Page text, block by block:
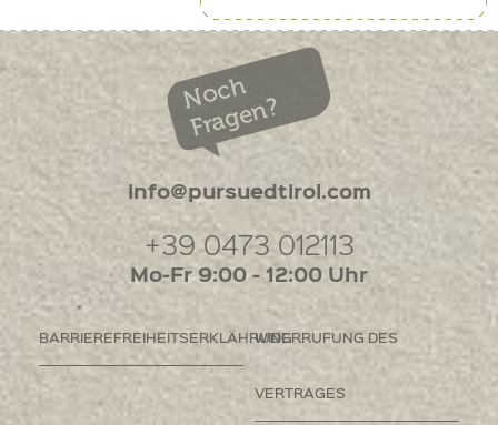
Noch
Fragen?
info@pursuedtirol.com
+39 0473 012113
Mo-Fr 9:00 - 12:00 Uhr
BARRIEREFREIHEITSERKLÄHRUNGWIDERRUFUNG DES
VERTRAGES